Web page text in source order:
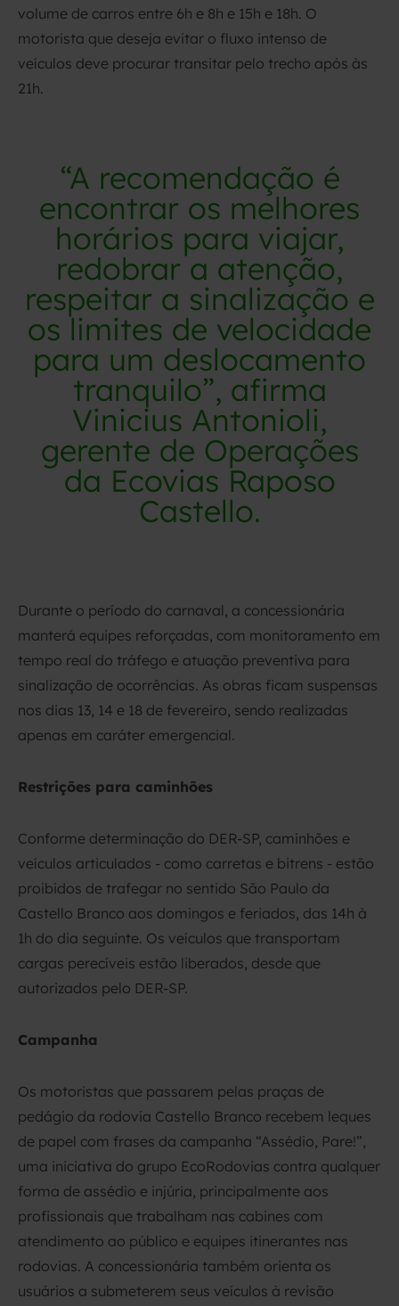
volume de carros entre 6h e 8h e 15h e 18h. O
motorista que deseja evitar o fluxo intenso de
veículos deve procurar transitar pelo trecho após às
21h.
“A recomendação é
encontrar os melhores
horários para viajar,
redobrar a atenção,
respeitar a sinalização e
os limites de velocidade
para um deslocamento
tranquilo”, afirma
Vinicius Antonioli,
gerente de Operações
da Ecovias Raposo
Castello.
Durante o período do carnaval, a concessionária
manterá equipes reforçadas, com monitoramento em
tempo real do tráfego e atuação preventiva para
sinalização de ocorrências. As obras ficam suspensas
nos dias 13, 14 e 18 de fevereiro, sendo realizadas
apenas em caráter emergencial.
Restrições para caminhões
Conforme determinação do DER-SP, caminhões e
veículos articulados - como carretas e bitrens - estão
proibidos de trafegar no sentido São Paulo da
Castello Branco aos domingos e feriados, das 14h à
1h do dia seguinte. Os veículos que transportam
cargas perecíveis estão liberados, desde que
autorizados pelo DER-SP.
Campanha
Os motoristas que passarem pelas praças de
pedágio da rodovia Castello Branco recebem leques
de papel com frases da campanha “Assédio, Pare!”,
uma iniciativa do grupo EcoRodovias contra qualquer
forma de assédio e injúria, principalmente aos
profissionais que trabalham nas cabines com
atendimento ao público e equipes itinerantes nas
rodovias. A concessionária também orienta os
usuários a submeterem seus veículos à revisão